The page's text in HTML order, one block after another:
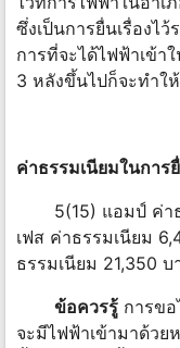
ซึ่งเป็นการยื่นเรื่องไ
การที่จะได้ไฟฟ้าเข้
3 หลังขึ้นไปก็จะทำ
ค่าธรรมเนียมในการ
5(15) แอมป์ ค่าธร
เฟส ค่าธรรมเนียม
ธรรมเนียม 21,350 บ
ข้อควรรู้ การข
จะมีไฟฟ้าเข้ามาด้วย